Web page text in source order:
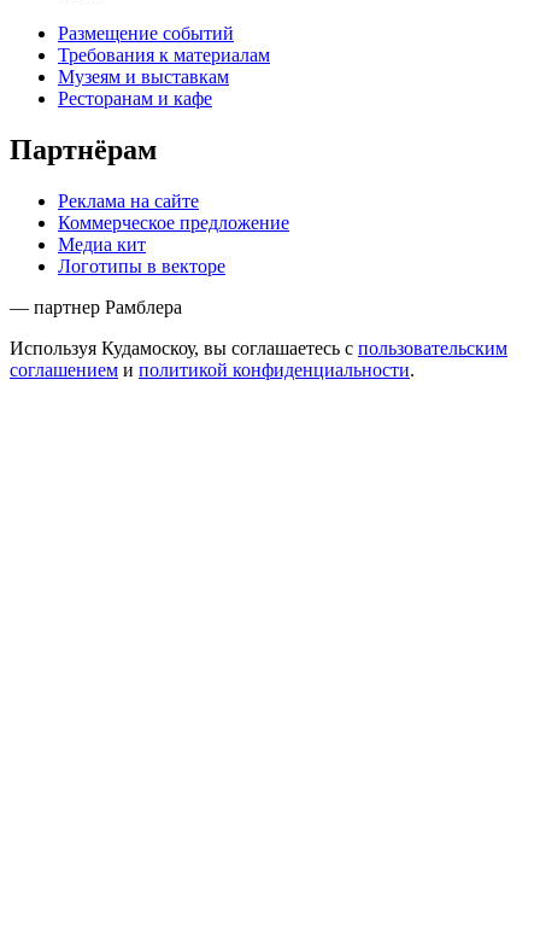
Размещение событий
Требования к материалам
Музеям и выставкам
Ресторанам и кафе
Партнёрам
Реклама на сайте
Коммерческое предложение
Медиа кит
Логотипы в векторе
— партнер Рамблера
Используя Кудамоскоу, вы соглашаетесь с пользовательским
соглашением и политикой конфиденциальности.